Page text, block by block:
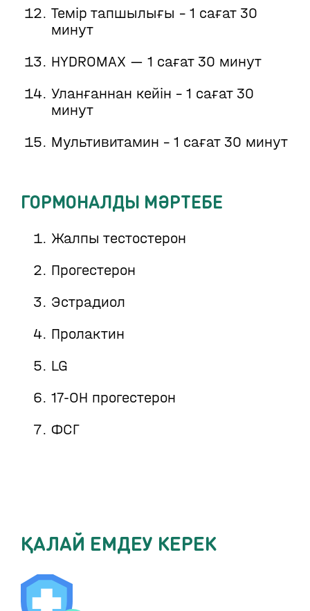
Темір тапшылығы - 1 сағат 30
минут
HYDROMAX — 1 сағат 30 минут
Уланғаннан кейін - 1 сағат 30
минут
Мультивитамин - 1 сағат 30 минут
ГОРМОНАЛДЫ МӘРТЕБЕ
Жалпы тестостерон
Прогестерон
Эстрадиол
Пролактин
LG
17-ОН прогестерон
ФСГ
ҚАЛАЙ ЕМДЕУ КЕРЕК